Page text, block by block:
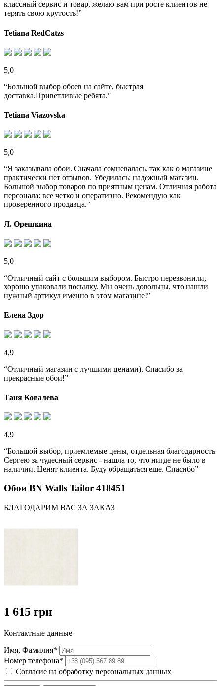
классный сервис и товар, желаю вам при росте клиентов не
терять свою крутость!”
Tetiana RedCatzs
5,0
“Большой выбор обоев на сайте, быстрая
доставка.Приветливые ребята.”
Tetiana Viazovska
5,0
“Я заказывала обои. Сначала сомневалась, так как о магазине
практически нет отзывов. Убедилась: надежный магазин.
Большой выбор товаров по приятным ценам. Отличная работа
персонала: все четко и оперативно. Рекомендую как
проверенного продавца.”
Л. Орешкина
5,0
“Отличный сайт с большим выбором. Быстро перезвонили,
хорошо упаковали посылку. Мы очень довольны, что нашли
нужный артикул именно в этом магазине!”
Елена Здор
4,9
“Отличный магазин с лучшими ценами). Спасибо за
прекрасные обои!”
Таня Ковалева
4,9
“Большой выбор, приемлемые цены, отдельная благодарность
Сергею за чудесный сервис - нашла то, что нигде не было в
наличии. Ценят клиента. Буду обращаться еще. Спасибо”
Обои BN Walls Tailor 418451
БЛАГОДАРИМ ВАС ЗА ЗАКАЗ
1 615 грн
Контактные данные
Имя, Фамилия*
Номер телефона*
Согласие на обработку персональных данных